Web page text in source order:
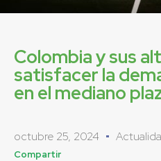
Colombia y sus
satisfacer la
en el mediano
octubre 25, 2024
Compartir